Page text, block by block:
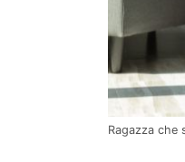
Ragazza che